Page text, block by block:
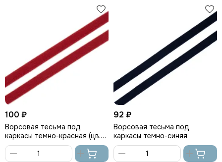
корзину
корзину
100 ₽
Ворсовая тесьма под
каркасы темно-красная (цв.
101), Arta-F
92 ₽
Ворсовая тесьма под
каркасы темно-синяя